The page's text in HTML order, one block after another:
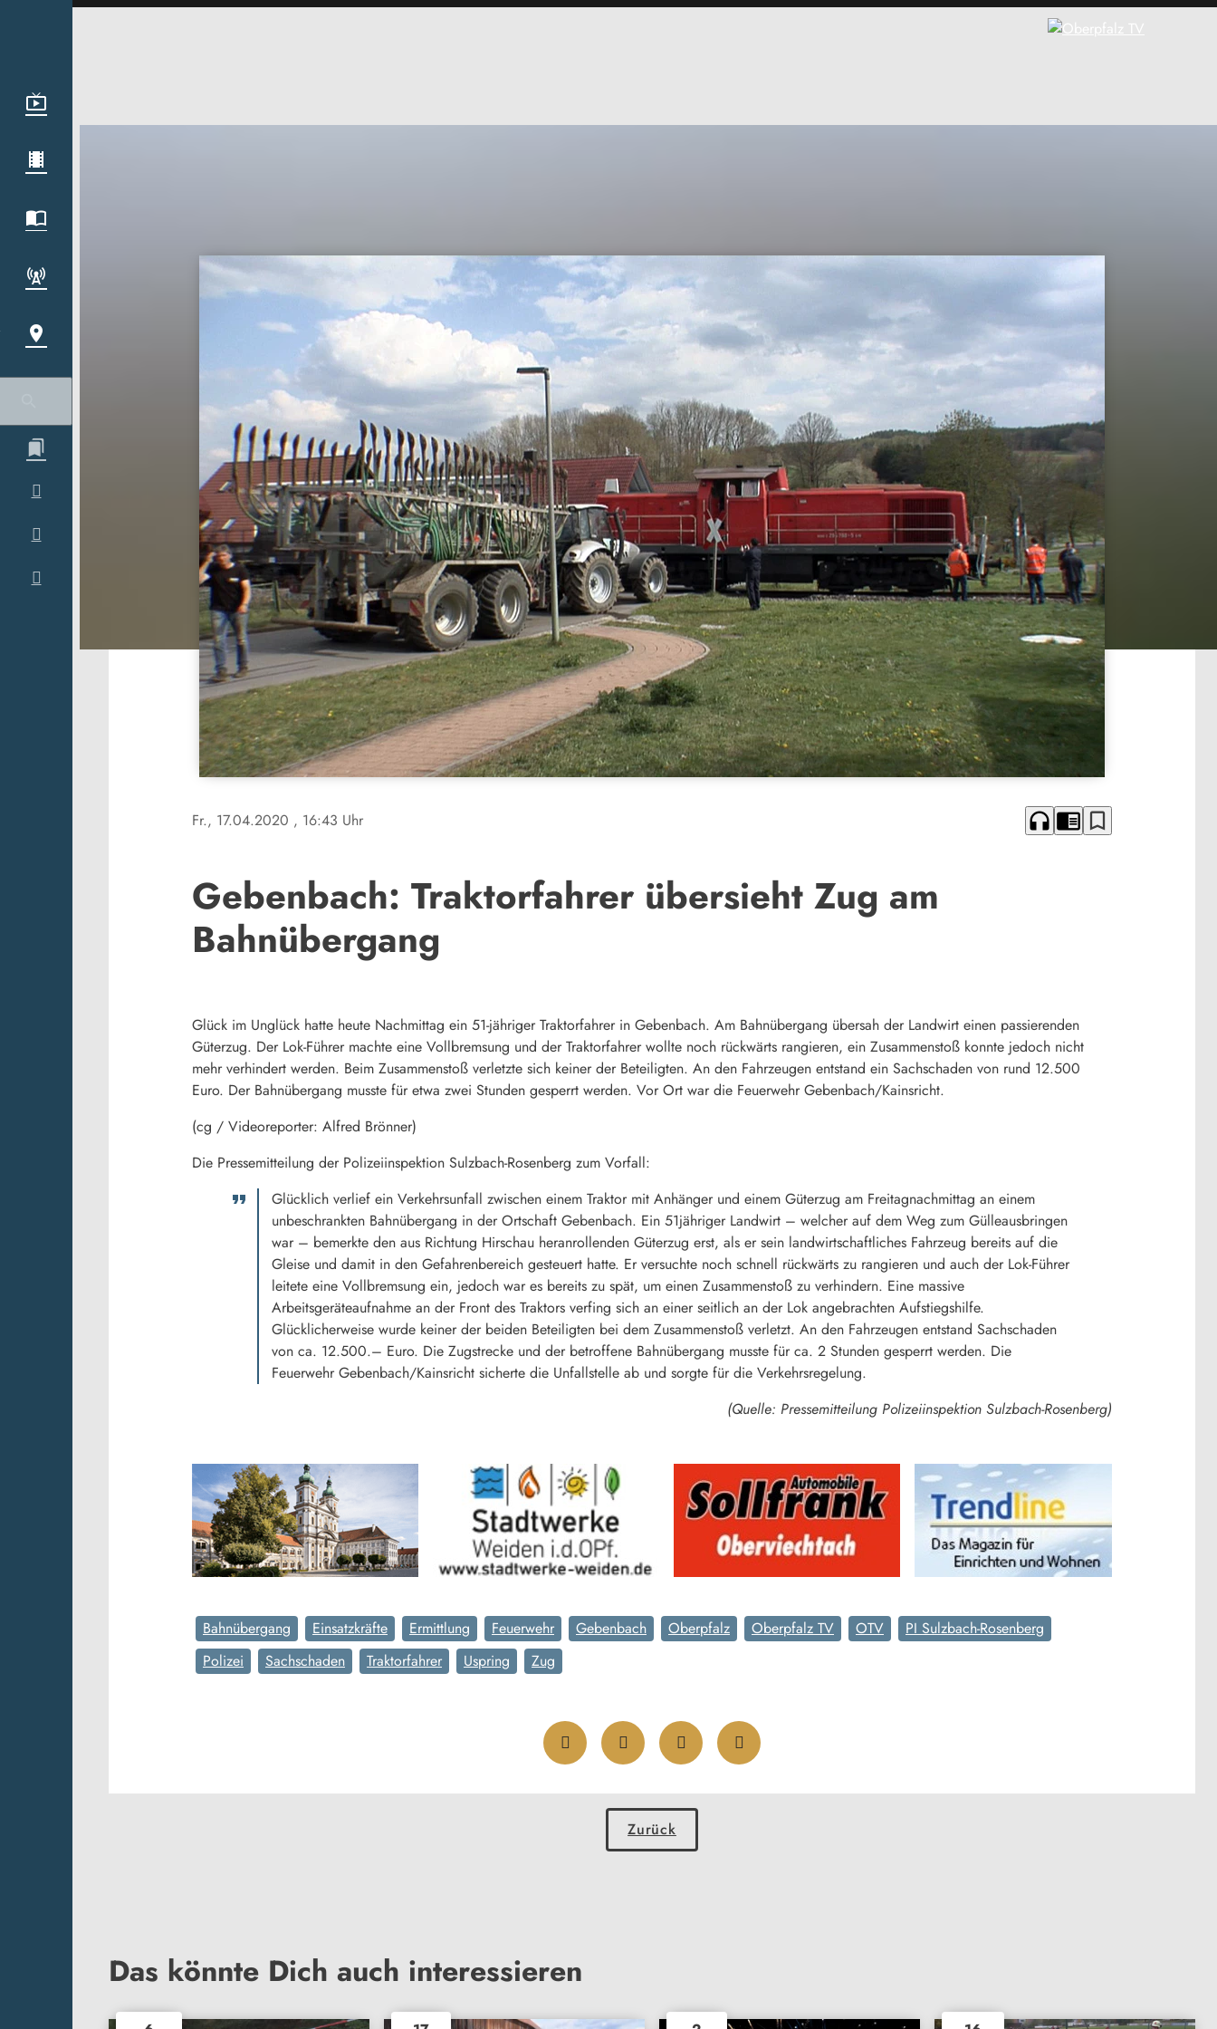
Fr., 17.04.2020 , 16:43 Uhr headphones chrome_reader_mode bookmark_border
Gebenbach: Traktorfahrer übersieht Zug am
Bahnübergang
Glück im Unglück hatte heute Nachmittag ein 51-jähriger Traktorfahrer in Gebenbach. Am Bahnübergang übersah der Landwirt einen passierenden
Güterzug. Der Lok-Führer machte eine Vollbremsung und der Traktorfahrer wollte noch rückwärts rangieren, ein Zusammenstoß konnte jedoch nicht
mehr verhindert werden. Beim Zusammenstoß verletzte sich keiner der Beteiligten. An den Fahrzeugen entstand ein Sachschaden von rund 12.500
Euro. Der Bahnübergang musste für etwa zwei Stunden gesperrt werden. Vor Ort war die Feuerwehr Gebenbach/Kainsricht.
(cg / Videoreporter: Alfred Brönner)
Die Pressemitteilung der Polizeiinspektion Sulzbach-Rosenberg zum Vorfall:
Glücklich verlief ein Verkehrsunfall zwischen einem Traktor mit Anhänger und einem Güterzug am Freitagnachmittag an einem
unbeschrankten Bahnübergang in der Ortschaft Gebenbach. Ein 51jähriger Landwirt – welcher auf dem Weg zum Gülleausbringen
war – bemerkte den aus Richtung Hirschau heranrollenden Güterzug erst, als er sein landwirtschaftliches Fahrzeug bereits auf die
Gleise und damit in den Gefahrenbereich gesteuert hatte. Er versuchte noch schnell rückwärts zu rangieren und auch der Lok-Führer
leitete eine Vollbremsung ein, jedoch war es bereits zu spät, um einen Zusammenstoß zu verhindern. Eine massive
Arbeitsgeräteaufnahme an der Front des Traktors verfing sich an einer seitlich an der Lok angebrachten Aufstiegshilfe.
Glücklicherweise wurde keiner der beiden Beteiligten bei dem Zusammenstoß verletzt. An den Fahrzeugen entstand Sachschaden
von ca. 12.500.– Euro. Die Zugstrecke und der betroffene Bahnübergang musste für ca. 2 Stunden gesperrt werden. Die
Feuerwehr Gebenbach/Kainsricht sicherte die Unfallstelle ab und sorgte für die Verkehrsregelung.
(Quelle: Pressemitteilung Polizeiinspektion Sulzbach-Rosenberg)
Bahnübergang Einsatzkräfte Ermittlung Feuerwehr Gebenbach Oberpfalz Oberpfalz TV OTV
PI Sulzbach-Rosenberg
Polizei
Sachschaden Traktorfahrer Uspring Zug
Zurück
Das könnte Dich auch interessieren